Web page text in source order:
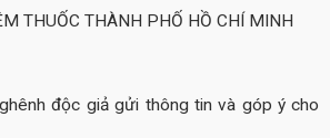
THUỐC THÀNH PHỐ HỒ CHÍ MINH
độc giả gửi thông tin và góp ý cho